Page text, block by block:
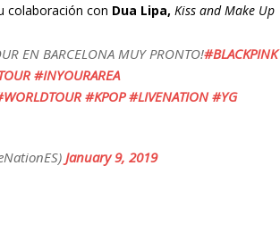
colaboración con Dua Lipa, Kiss and Make Up
EN BARCELONA MUY PRONTO!#BLACKPINK
#INYOURAREA
#KPOP #LIVENATION #YG
January 9, 2019